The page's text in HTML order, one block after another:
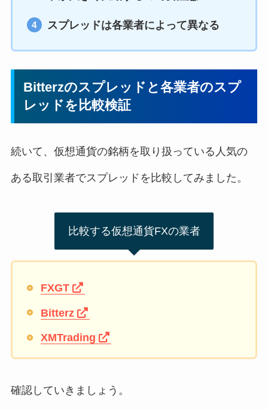
スプレッドは各業者によって異なる
Bitterzのスプレッドと各業者のスプ
レッドを比較検証
続いて、仮想通貨の銘柄を取り扱っている人気の
ある取引業者でスプレッドを比較してみました。
比較する仮想通貨FXの業者
FXGT
Bitterz
XMTrading
確認していきましょう。